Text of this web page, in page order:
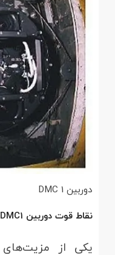
دوربین DMC 1
نقاط قوت دوربین DMC1: